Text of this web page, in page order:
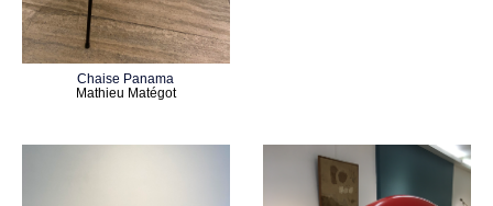
Chaise Panama
Mathieu Matégot